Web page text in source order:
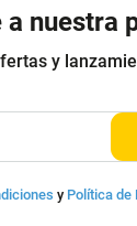
nuestra
y
y Política de